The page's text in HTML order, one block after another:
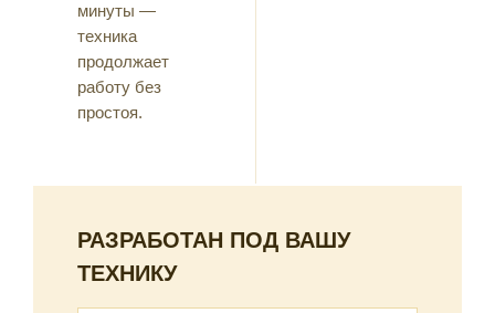
минуты —
техника
продолжает
работу без
простоя.
РАЗРАБОТАН ПОД ВАШУ
ТЕХНИКУ